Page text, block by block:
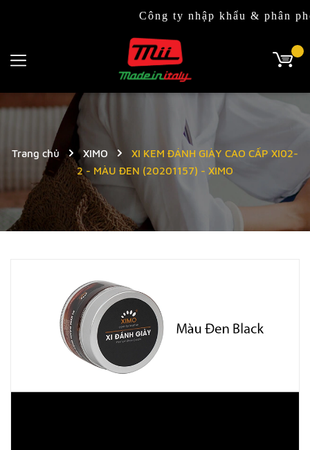
Công ty nhập khẩu & phân phối
Trang chủ XIMO
XI KEM ĐÁNH GIÀY CAO CẤP XI02-
2 - MÀU ĐEN (20201157) - XIMO